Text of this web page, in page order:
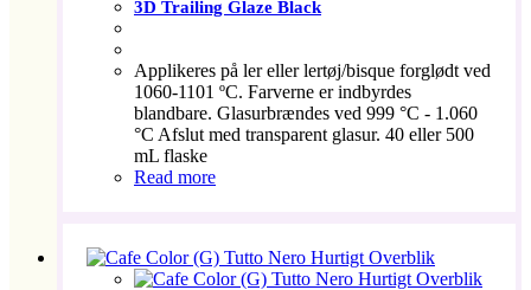
3D Trailing Glaze Black
Applikeres på ler eller lertøj/bisque forglødt ved
1060-1101 ºC. Farverne er indbyrdes
blandbare. Glasurbrændes ved 999 °C - 1.060
°C Afslut med transparent glasur. 40 eller 500
mL flaske
Read more
Hurtigt Overblik
Hurtigt Overblik